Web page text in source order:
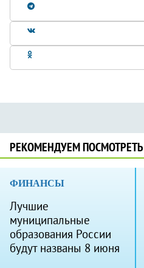
РЕКОМЕНДУЕМ ПОСМОТРЕТЬ
ФИНАНСЫ
Лучшие
муниципальные
образования России
будут названы 8 июня